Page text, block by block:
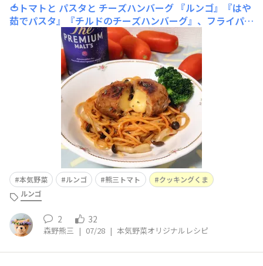
🍅トマトと パスタと チーズハンバーグ 『ルンゴ』『はや
茹でパスタ』『チルドのチーズハンバーグ』、フライパン
ひとつで作りましたʕ⁠ ⁠ꈍ⁠ᴥ⁠ꈍ⁠ʔｶﾀﾂﾞｹｶﾞﾗｸﾁﾝ♪もしかして、ト
マトが美味しいと、なんでも美味しくなるって法則がある
んじゃないかな？なんて思ったりしました🍺ʕ๑⁠ᵔ⁠ᴥ⁠ᵔ⁠๑ʔ九州
震えました(震えています)
本気野菜 ルンゴ 熊三トマト
クッキングくま
ルンゴ
2 32
森野熊三 | 07/28 | 本気野菜オリジナルレシピ